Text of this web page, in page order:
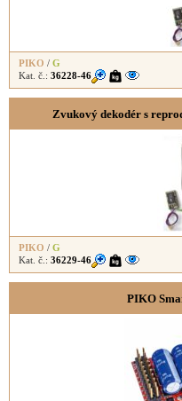
PIKO / G
Kat. č.: 36228-46
Zvukový dekodér s
PIKO / G
Kat. č.: 36229-46
PIKO